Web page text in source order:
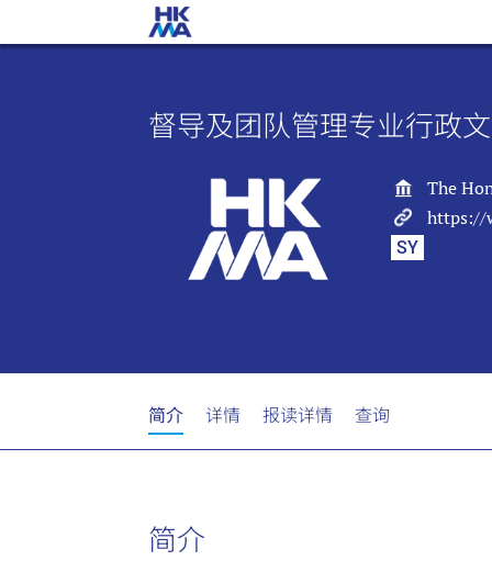
督导及团队管理专业行政
The
https://
SY
简介 详情 报读详情 查询
简介